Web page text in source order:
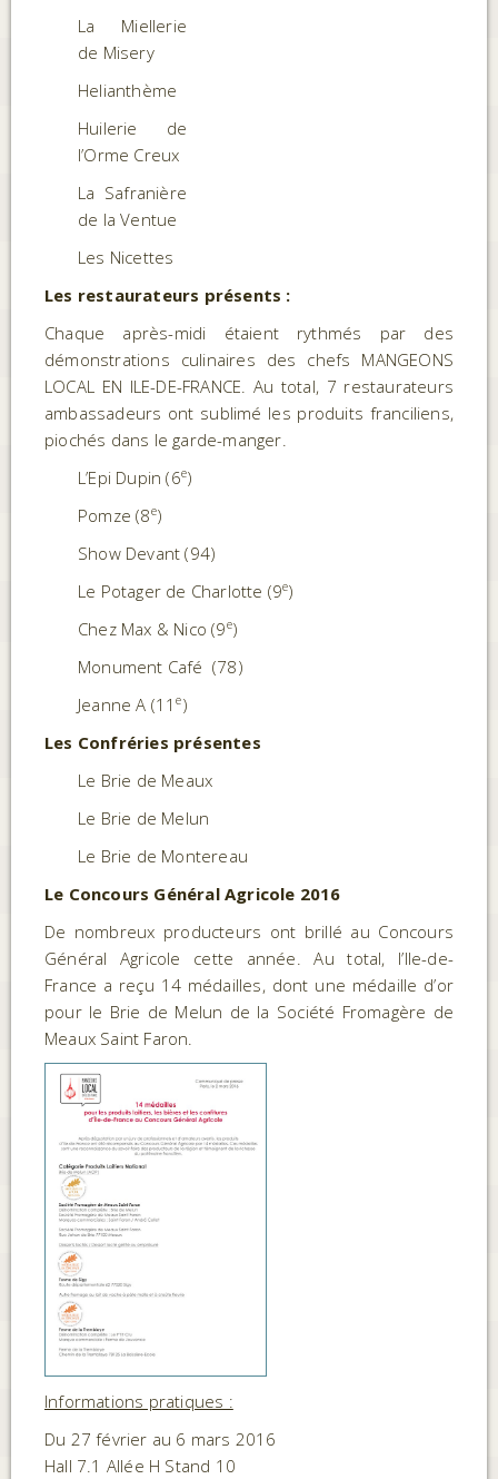
La Miellerie
de Misery
Helianthème
Huilerie de
l’Orme Creux
La Safranière
de la Ventue
Les Nicettes
Les restaurateurs présents :
Chaque après-midi étaient rythmés par des
démonstrations culinaires des chefs MANGEONS
LOCAL EN ILE-DE-FRANCE. Au total, 7 restaurateurs
ambassadeurs ont sublimé les produits franciliens,
piochés dans le garde-manger.
L’Epi Dupin (6e)
Pomze (8e)
Show Devant (94)
Le Potager de Charlotte (9e)
Chez Max & Nico (9e)
Monument Café (78)
Jeanne A (11e)
Les Confréries présentes
Le Brie de Meaux
Le Brie de Melun
Le Brie de Montereau
Le Concours Général Agricole 2016
De nombreux producteurs ont brillé au Concours
Général Agricole cette année. Au total, l’Ile-de-
France a reçu 14 médailles, dont une médaille d’or
pour le Brie de Melun de la Société Fromagère de
Meaux Saint Faron.
Informations pratiques :
Du 27 février au 6 mars 2016
Hall 7.1 Allée H Stand 10